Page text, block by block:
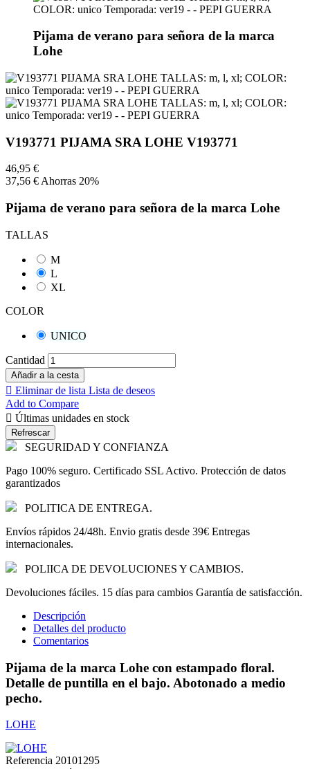
Pijama de verano para señora de la marca
Lohe
V193771 PIJAMA SRA LOHE V193771
46,95 €
37,56 €Ahorras 20%
Pijama de verano para señora de la marca Lohe
TALLAS
M
L
XL
COLOR
UNICO
Cantidad
Añadir a la cesta
 Eliminar de lista Lista de deseos
Add to Compare
 Últimas unidades en stock
SEGURIDAD Y CONFIANZA
Pago 100% seguro. Certificado SSL Activo. Protección de datos
garantizados
POLITICA DE ENTREGA.
Envíos rápidos 24/48h. Envio gratis desde 39€ Entregas
internacionales.
POLIICA DE DEVOLUCIONES Y CAMBIOS.
Devoluciones fáciles. 15 días para cambios Garantía de satisfacción.
Descripción
Detalles del producto
Comentarios
Pijama de la marca Lohe con estampado floral.
Detalle de puntilla en el bajo. Abotonado a medio
pecho.
LOHE
Referencia 20101295